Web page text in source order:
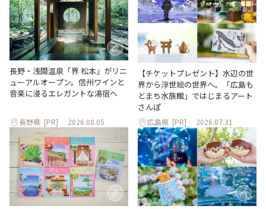
長野・浅間温泉「界 松本」がリニ
ューアルオープン。信州ワインと
音楽に浸るエレガントな湯宿へ
長野県 [PR] 2026.08.05
【チケットプレゼント】水辺の世
界から浮世絵の世界へ。「広島も
とまち水族館」ではじまるアート
さんぽ
広島県 [PR] 2026.07.31